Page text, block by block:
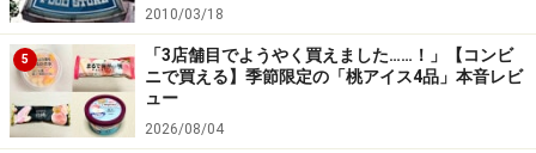
2010/03/18
5
「3店舗目でようやく買えました……！」【コンビ
ニで買える】季節限定の「桃アイス4品」本音レビ
ュー
2026/08/04